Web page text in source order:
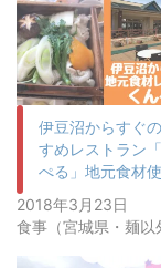
伊豆沼からすぐ
すめレストラン
ぺる」地元食材
2018年3月23日
食事（宮城県・麺以